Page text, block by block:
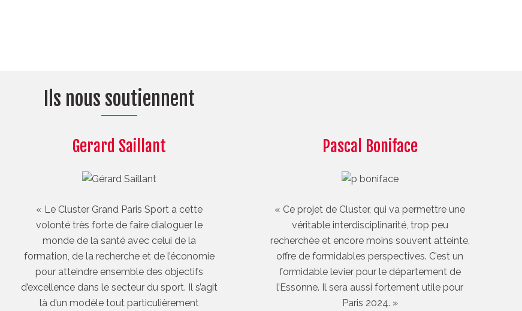
Ils nous soutiennent
Gerard Saillant
« Le Cluster Grand Paris Sport a cette
volonté très forte de faire dialoguer le
monde de la santé avec celui de la
formation, de la recherche et de l’économie
pour atteindre ensemble des objectifs
d’excellence dans le secteur du sport. Il s’agit
là d’un modèle tout particulièrement
Pascal Boniface
« Ce projet de Cluster, qui va permettre une
véritable interdisciplinarité, trop peu
recherchée et encore moins souvent atteinte,
offre de formidables perspectives. C’est un
formidable levier pour le département de
l’Essonne. Il sera aussi fortement utile pour
Paris 2024. »